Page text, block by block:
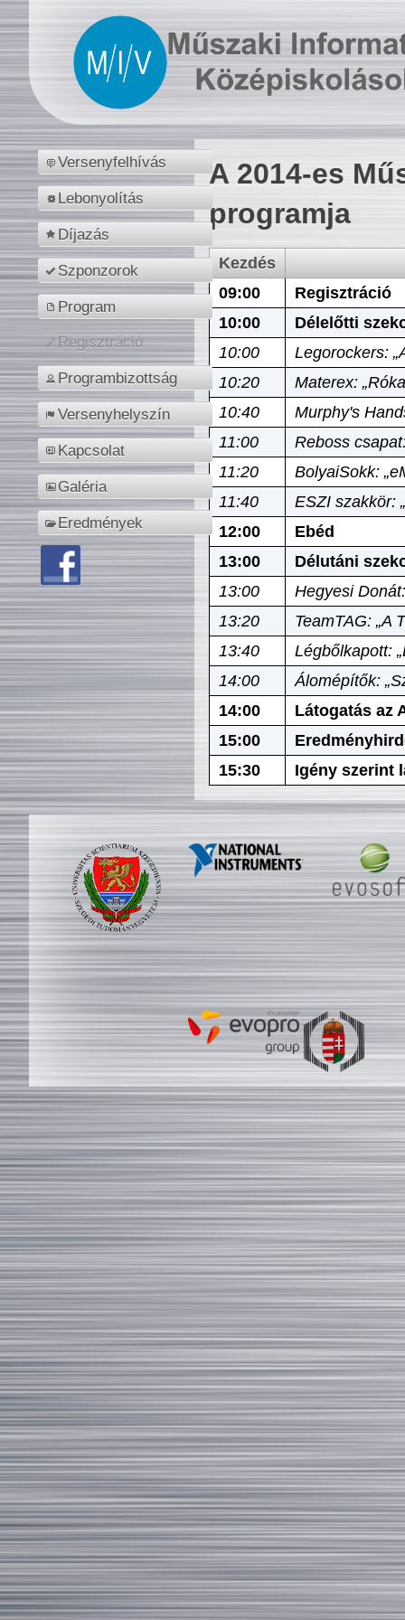
Versenyfelhívás
Lebonyolítás
Díjazás
Szponzorok
Program
Regisztráció
Programbizottság
Versenyhelyszín
Kapcsolat
Galéria
Eredmények
A 2014-es
programja
Kezdés
09:00
Regisztráció
10:00
Délelőtti
10:00
Legorockers:
10:20
Materex:
10:40
Murphy's
11:00
Reboss
11:20
BolyaiSokk:
11:40
ESZI szakkör:
12:00
Ebéd
13:00
Délutáni
13:00
Hegyesi
13:20
TeamTAG: „A
13:40
Légbőlkapott:
14:00
Álomépítők:
14:00
Látogatás az
15:00
15:30
Igény szerint